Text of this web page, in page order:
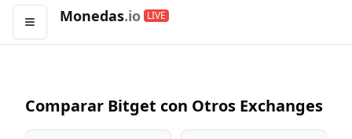
Abrir menú
Monedas.io LIVE
Comparar Bitget con Otros Exchanges